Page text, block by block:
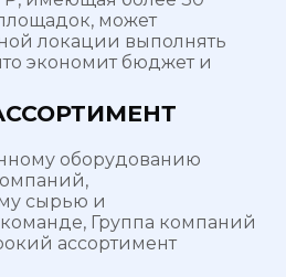
может
локации выполнять
экономит бюджет и
оборудованию
сырью и
Группа компаний
ассортимент